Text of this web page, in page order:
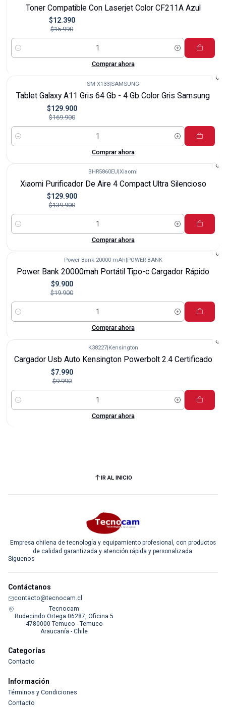
Toner Compatible Con Laserjet Color CF211A Azul
$12.390
$15.990
Cantidad
Comprar ahora
SM-X133|SAMSUNG
Tablet Galaxy A11 Gris 64 Gb - 4 Gb Color Gris Samsung
$129.900
$169.900
Cantidad
Comprar ahora
BHR5860EU Xiaomi
Xiaomi Purificador De Aire 4 Compact Ultra Silencioso
$129.900
$139.900
Cantidad
Comprar ahora
Power Bank 20000 mAh|POWER BANK
Power Bank 20000mah Portátil Tipo-c Cargador Rápido
$9.900
$19.900
Cantidad
Comprar ahora
K38227|Kensington
Cargador Usb Auto Kensington Powerbolt 2.4 Certificado
$7.990
$9.990
Cantidad
Comprar ahora
IR AL INICIO
Empresa chilena de tecnología y equipamiento profesional, con productos
de calidad garantizada y atención rápida y personalizada.
Síguenos
Contáctanos
contacto@tecnocam.cl
Tecnocam
Rudecindo Ortega 06287, Oficina 5
4780000 Temuco - Temuco
Araucanía - Chile
Categorías
Contacto
Información
Términos y Condiciones
Contacto